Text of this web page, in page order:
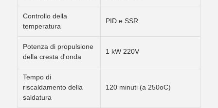
Controllo della
temperatura
PID e SSR
Potenza di propulsione
della cresta d'onda
1 kW 220V
Tempo di
riscaldamento della
saldatura
120 minuti (a 250oC)